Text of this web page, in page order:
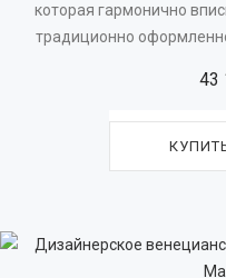
которая гармонично
традиционно
43